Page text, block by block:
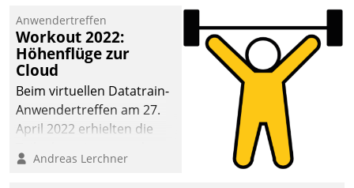
Quartier. Dazwischen
zeigte Datatrain, was es
Neues zu bieten hat.
Anwendertreffen
Workout 2022:
Höhenflüge zur
Cloud
Beim virtuellen Datatrain-
Anwendertreffen am 27.
April 2022 erhielten die
Teilnehmer kurzweilige
Andreas Lerchner